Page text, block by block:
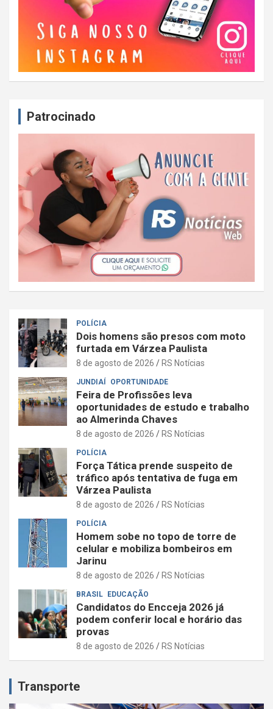
Patrocinado
POLÍCIA
Dois homens são presos com moto
furtada em Várzea Paulista
8 de agosto de 2026 RS Notícias
JUNDIAÍ OPORTUNIDADE
Feira de Profissões leva
oportunidades de estudo e trabalho
ao Almerinda Chaves
8 de agosto de 2026 RS Notícias
POLÍCIA
Força Tática prende suspeito de
tráfico após tentativa de fuga em
Várzea Paulista
8 de agosto de 2026 RS Notícias
POLÍCIA
Homem sobe no topo de torre de
celular e mobiliza bombeiros em
Jarinu
8 de agosto de 2026 RS Notícias
BRASIL EDUCAÇÃO
Candidatos do Encceja 2026 já
podem conferir local e horário das
provas
8 de agosto de 2026 RS Notícias
Transporte